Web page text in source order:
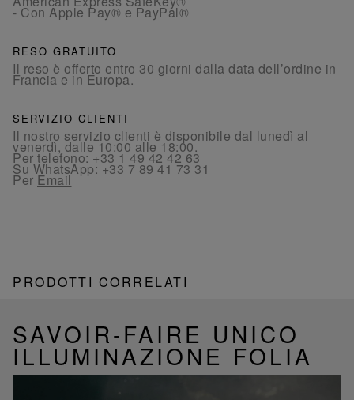
- Con Apple Pay® e PayPal®
RESO GRATUITO
Il reso è offerto entro 30 giorni dalla data dell’ordine in
Francia e in Europa.
SERVIZIO CLIENTI
Il nostro servizio clienti è disponibile dal lunedì al
venerdì, dalle 10:00 alle 18:00.
Per telefono:+33 1 49 42 42 63
Su WhatsApp:+33 7 89 41 73 31
PerEmail
PRODOTTI CORRELATI
SAVOIR-FAIRE UNICO
ILLUMINAZIONE FOLIA